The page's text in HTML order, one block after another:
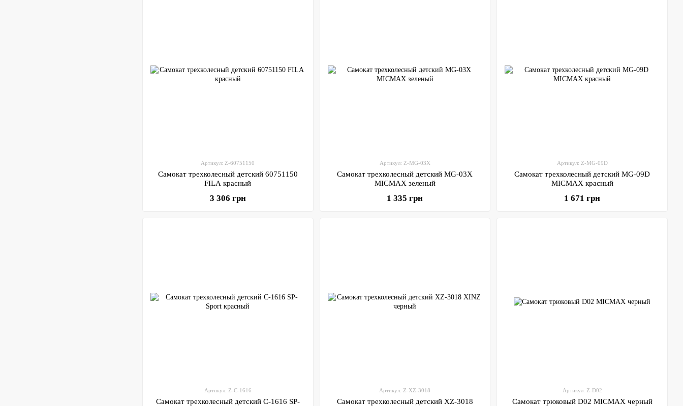
Артикул: Z-60751150
Самокат трехколесный детский 60751150
FILA красный
3 306 грн
Артикул: Z-MG-03X
Самокат трехколесный детский MG-03X
MICMAX зеленый
1 335 грн
Артикул: Z-MG-09D
Самокат трехколесный детский MG-09D
MICMAX красный
1 671 грн
Артикул: Z-C-1616
Самокат трехколесный детский C-1616 SP-
Артикул: Z-XZ-3018
Самокат трехколесный детский XZ-3018
Артикул: Z-D02
Самокат трюковый D02 MICMAX черный